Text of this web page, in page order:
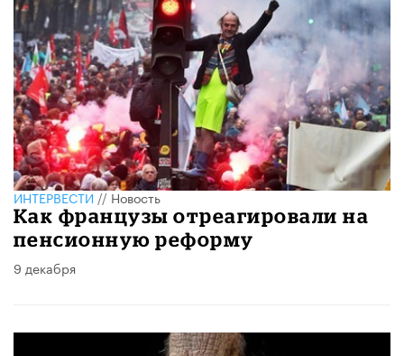
ИНТЕРВЕСТИ//Новость
Как французы отреагировали на
пенсионную реформу
9 декабря